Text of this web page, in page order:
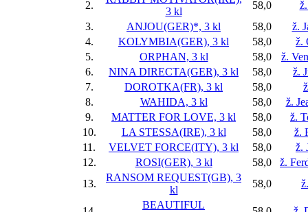
2.
3 kl
58,0
3.
ANJOU(GER)*, 3 kl 58,0
ž.
4.
KOLYMBIA(GER), 3 kl 58,0
ž.
5.
ORPHAN, 3 kl 58,0
ž.
6.
NINA DIRECTA(GER), 3 kl 58,0
ž.
7.
DOROTKA(FR), 3 kl 58,0
8.
WAHIDA, 3 kl 58,0
ž.
9.
MATTER FOR LOVE, 3 kl 58,0
ž.
10.
LA STESSA(IRE), 3 kl 58,0
ž.
11.
VELVET FORCE(ITY), 3 kl 58,0
ž.
12.
ROSI(GER), 3 kl 58,0
ž.
13.
RANSOM REQUEST(GB), 3
kl
58,0
BEAUTIFUL